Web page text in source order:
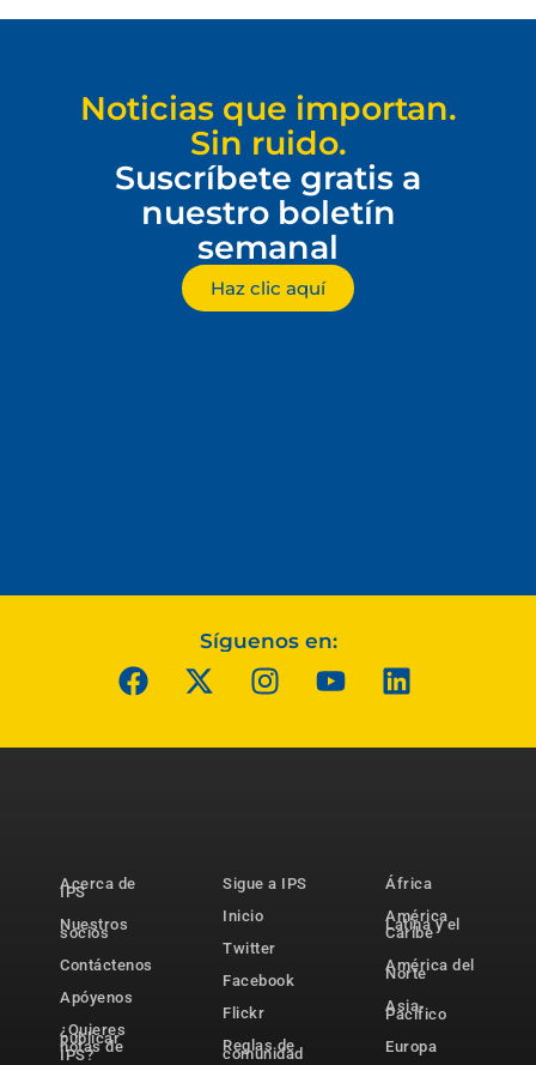
Noticias que importan.
Sin ruido.
Suscríbete gratis a
nuestro boletín
semanal
Haz clic aquí
Síguenos en:
Acerca de
IPS
Nuestros
socios
Contáctenos
Apóyenos
¿Quieres
publicar
notas de
IPS?
Sigue a IPS
Inicio
Twitter
Facebook
Flickr
Reglas de
comunidad
África
América
Latina y el
Caribe
América del
Norte
Asia-
Pacífico
Europa